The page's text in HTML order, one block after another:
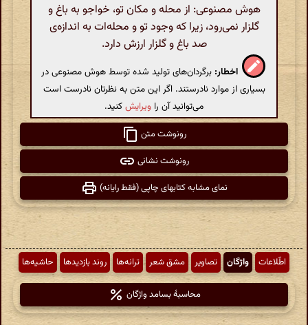
هوش مصنوعی: از محله و مکان تو، خواجو به باغ و
گلزار نمی‌رود، زیرا که وجود تو و محله‌ات به اندازه‌ی
صد باغ و گلزار ارزش دارد.
اخطار: برگردان‌های تولید شده توسط هوش مصنوعی در
بسیاری از موارد نادرستند. اگر این متن به نظرتان نادرست است
می‌توانید آن را ویرایشکنید.
رونوشت متن
رونوشت نشانی
نمای مشابه کتابهای چاپی (فقط رایانه)
اطّلاعات واژگان تصاویر مشق شعر ترانه‌ها روند بازدیدها حاشیه‌ها
محاسبهٔ بسامد واژگان